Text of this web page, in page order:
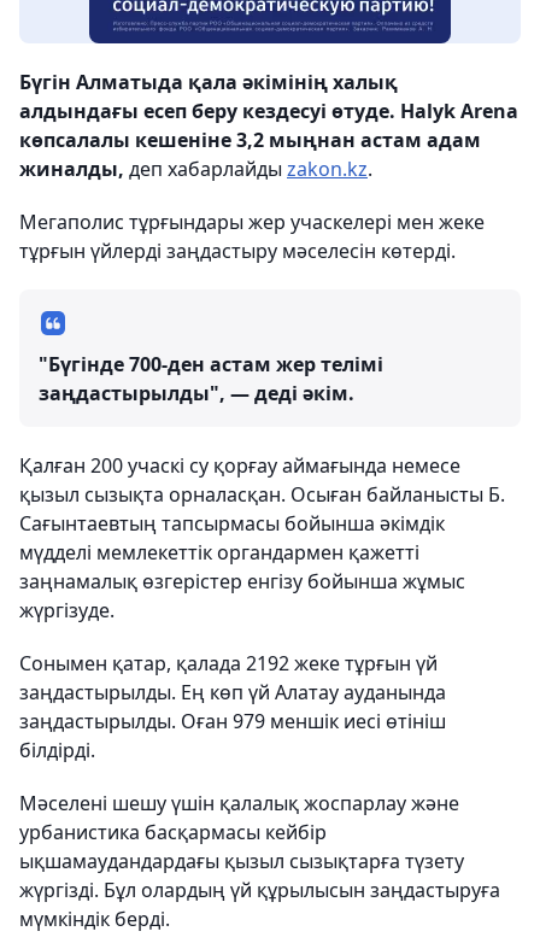
Бүгін Алматыда қала әкімінің халық
алдындағы есеп беру кездесуі өтуде. Halyk Arena
көпсалалы кешеніне 3,2 мыңнан астам адам
жиналды, деп хабарлайды zakon.kz.
Мегаполис тұрғындары жер учаскелері мен жеке
тұрғын үйлерді заңдастыру мәселесін көтерді.
"Бүгінде 700-ден астам жер телімі
заңдастырылды", — деді әкім.
Қалған 200 учаскі су қорғау аймағында немесе
қызыл сызықта орналасқан. Осыған байланысты Б.
Сағынтаевтың тапсырмасы бойынша әкімдік
мүдделі мемлекеттік органдармен қажетті
заңнамалық өзгерістер енгізу бойынша жұмыс
жүргізуде.
Сонымен қатар, қалада 2192 жеке тұрғын үй
заңдастырылды. Ең көп үй Алатау ауданында
заңдастырылды. Оған 979 меншік иесі өтініш
білдірді.
Мәселені шешу үшін қалалық жоспарлау және
урбанистика басқармасы кейбір
ықшамаудандардағы қызыл сызықтарға түзету
жүргізді. Бұл олардың үй құрылысын заңдастыруға
мүмкіндік берді.